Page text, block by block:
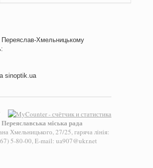
Переяслав-Хмельницькому
sinoptik.ua
Переяславська міська рада
Хмельницького, 27/25, гаряча лінія:
5-80-00, E-mail: ua907@ukr.net